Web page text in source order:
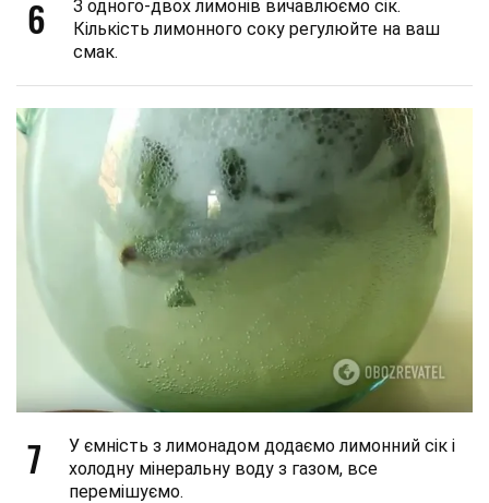
6
З одного-двох лимонів вичавлюємо сік.
Кількість лимонного соку регулюйте на ваш
смак.
7
У ємність з лимонадом додаємо лимонний сік і
холодну мінеральну воду з газом, все
перемішуємо.